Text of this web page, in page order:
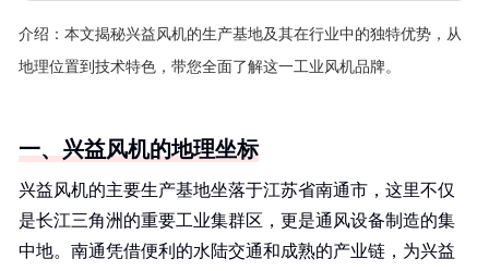
介绍： 本文揭秘兴益风机的生产基地及其在行业中的独特优势，从
地理位置到技术特色，带您全面了解这一工业风机品牌。
一、兴益风机的地理坐标
兴益风机的主要生产基地坐落于江苏省南通市，这里不仅
是长江三角洲的重要工业集群区，更是通风设备制造的集
中地。南通凭借便利的水陆交通和成熟的产业链，为兴益